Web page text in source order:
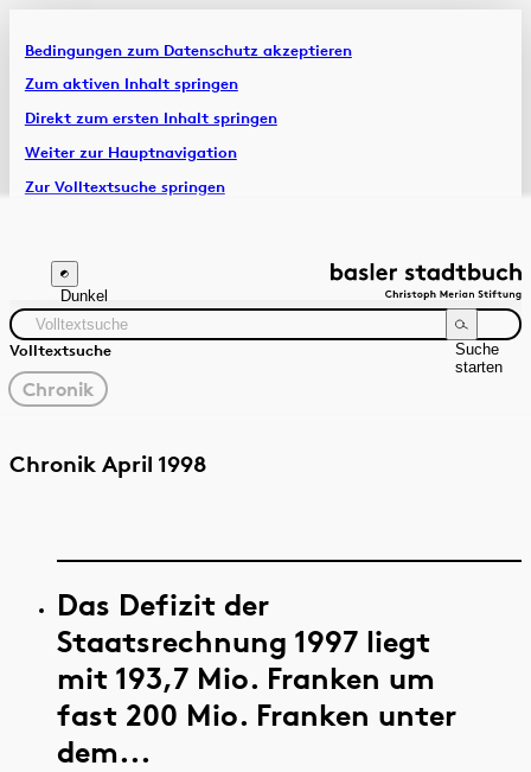
Bedingungen zum Datenschutz akzeptieren
Zum aktiven Inhalt springen
Direkt zum ersten Inhalt springen
Weiter zur Hauptnavigation
Zur Volltextsuche springen
Artikel & Dossiers
Chronik
Dunkel
Volltextsuche
Suche
starten
gewählter
Filter
Chronik
Quelle Zeitraum
Chronik April 1998
Das Defizit der
Staatsrechnung 1997 liegt
mit 193,7 Mio. Franken um
fast 200 Mio. Franken unter
dem...